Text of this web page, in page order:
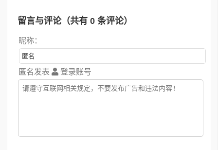
留言与评论（共有 0 条评论）
昵称：
匿名发表 登录账号